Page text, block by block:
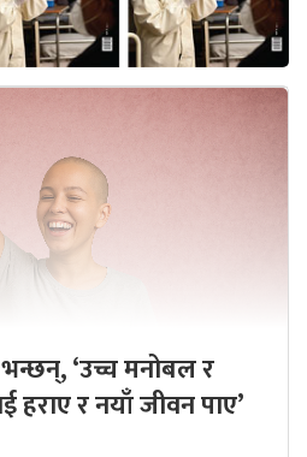
‘उच्च मनोबल र
हराए र नयाँ जीवन पाए’